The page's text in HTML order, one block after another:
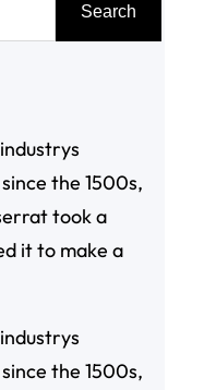
Search
the 1500s,
took a
it to make a
the 1500s,